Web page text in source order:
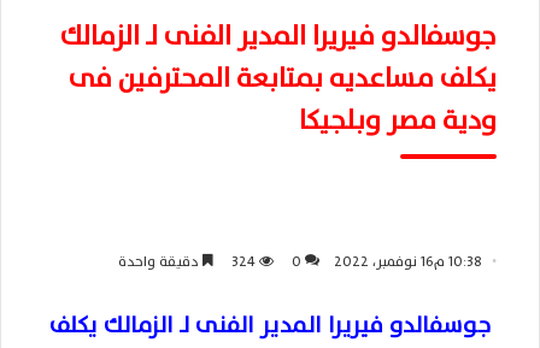
جوسفالدو فيريرا المدير الفنى لـ الزمالك
يكلف مساعديه بمتابعة المحترفين فى
ودية مصر وبلجيكا
10:38 م16 نوفمبر، 2022 0
324 دقيقة واحدة
جوسفالدو فيريرا المدير الفنى لـ الزمالك يكلف